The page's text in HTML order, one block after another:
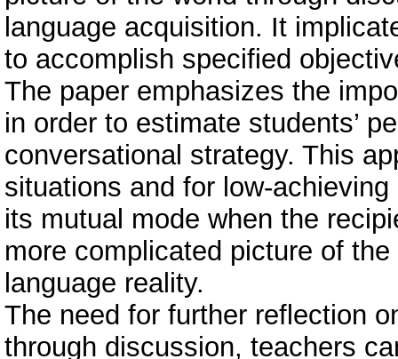
language acquisition. It
to accomplish specified
The paper emphasizes the
in order to estimate students’
conversational strategy. This
situations and for low-
its mutual mode when the
more complicated picture of
language reality.
The need for further reflection
through discussion, teachers